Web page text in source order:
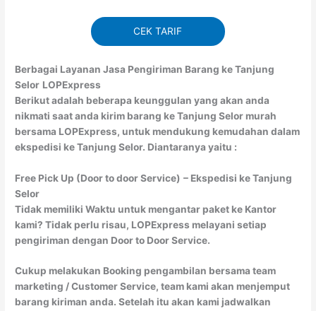
CEK TARIF
Berbagai Layanan Jasa Pengiriman Barang ke Tanjung
Selor LOPExpress
Berikut adalah beberapa keunggulan yang akan anda
nikmati saat anda kirim barang ke Tanjung Selor murah
bersama LOPExpress, untuk mendukung kemudahan dalam
ekspedisi ke Tanjung Selor. Diantaranya yaitu :
Free Pick Up (Door to door Service) – Ekspedisi ke Tanjung
Selor
Tidak memiliki Waktu untuk mengantar paket ke Kantor
kami? Tidak perlu risau, LOPExpress melayani setiap
pengiriman dengan Door to Door Service.
Cukup melakukan Booking pengambilan bersama team
marketing / Customer Service, team kami akan menjemput
barang kiriman anda. Setelah itu akan kami jadwalkan